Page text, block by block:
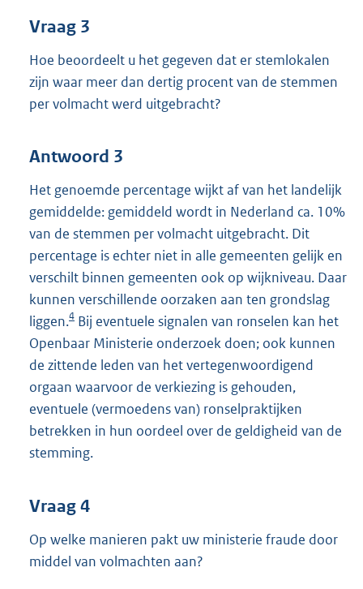
Vraag 3
Hoe beoordeelt u het gegeven dat er stemlokalen
zijn waar meer dan dertig procent van de stemmen
per volmacht werd uitgebracht?
Antwoord 3
Het genoemde percentage wijkt af van het landelijk
gemiddelde: gemiddeld wordt in Nederland ca. 10%
van de stemmen per volmacht uitgebracht. Dit
percentage is echter niet in alle gemeenten gelijk en
verschilt binnen gemeenten ook op wijkniveau. Daar
kunnen verschillende oorzaken aan ten grondslag
liggen.4 Bij eventuele signalen van ronselen kan het
Openbaar Ministerie onderzoek doen; ook kunnen
de zittende leden van het vertegenwoordigend
orgaan waarvoor de verkiezing is gehouden,
eventuele (vermoedens van) ronselpraktijken
betrekken in hun oordeel over de geldigheid van de
stemming.
Vraag 4
Op welke manieren pakt uw ministerie fraude door
middel van volmachten aan?